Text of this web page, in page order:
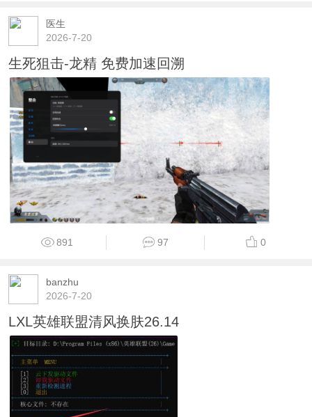
医生
2026-7-20
生死狙击-龙精 免费加速回溯
891 97 0
banzhu
2026-7-20
LXL英雄联盟清风换肤26.14